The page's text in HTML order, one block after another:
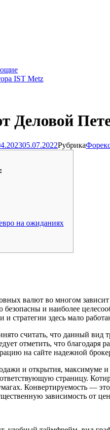
IST Metz
Деловой
05.07.2022Рубрика
на ожиданиях
валют во многом
безопасны и наиболее
стратегии здесь мало
считать, что данный
отметить, что благодаря
на сайте надежной
и открытия, максимуме
страницу.
Конвертируемость —
зависимость от